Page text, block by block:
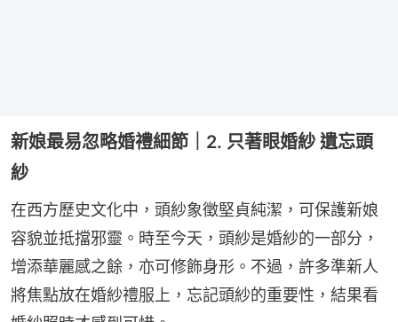
新娘最易忽略婚禮細節｜2. 只著眼婚紗 遺忘頭
紗
在西方歷史文化中，頭紗象徵堅貞純潔，可保護新娘
容貌並抵擋邪靈。時至今天，頭紗是婚紗的一部分，
增添華麗感之餘，亦可修飾身形。不過，許多準新人
將焦點放在婚紗禮服上，忘記頭紗的重要性，結果看